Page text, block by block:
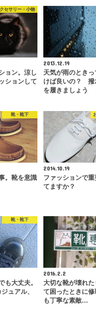
セサリー・小物
ョン。涼し
ションして
2013.12.19
天気が雨のとき
けば良いの？ 撥
を履きましょう
靴・靴下
。靴を意識
2014.10.19
ファッションで
てますか？
靴・靴下
も大丈夫。
ュアル、
2016.2.2
大切な靴が壊れ
て困ったときに
も丁寧な素敵…